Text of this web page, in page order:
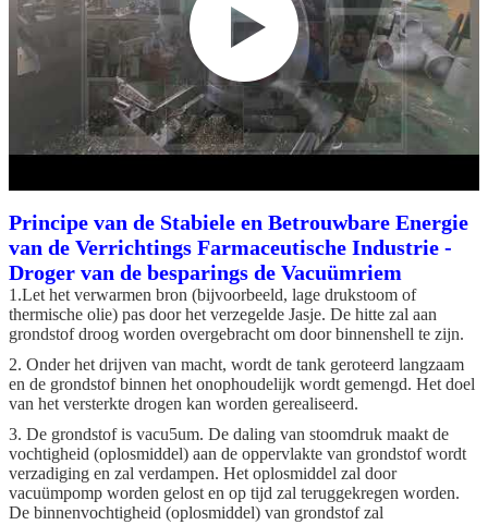
Principe van de Stabiele en Betrouwbare Energie
van de Verrichtings Farmaceutische Industrie -
Droger van de besparings de Vacuümriem
1.Let het verwarmen bron (bijvoorbeeld, lage drukstoom of
thermische olie) pas door het verzegelde Jasje. De hitte zal aan
grondstof droog worden overgebracht om door binnenshell te zijn.
2. Onder het drijven van macht, wordt de tank geroteerd langzaam
en de grondstof binnen het onophoudelijk wordt gemengd. Het doel
van het versterkte drogen kan worden gerealiseerd.
3. De grondstof is vacu5um. De daling van stoomdruk maakt de
vochtigheid (oplosmiddel) aan de oppervlakte van grondstof wordt
verzadiging en zal verdampen. Het oplosmiddel zal door
vacuümpomp worden gelost en op tijd zal teruggekregen worden.
De binnenvochtigheid (oplosmiddel) van grondstof zal